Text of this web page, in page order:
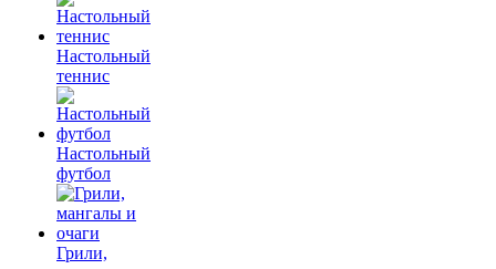
Настольный
теннис
Настольный
футбол
Грили,